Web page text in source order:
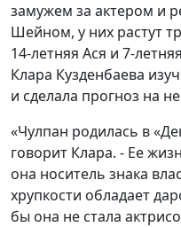
замужем за актером и
Шейном, у них растут
14-летняя Ася и 7-
Клара Кузденбаева
и сделала прогноз на
«Чулпан родилась в
говорит Клара. - Ее
она носитель знака
хрупкости обладает
бы она не стала